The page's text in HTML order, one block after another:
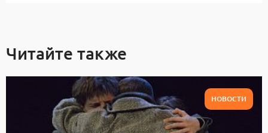
Читайте также
НОВОСТИ